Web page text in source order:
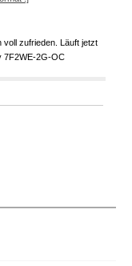
voll zufrieden. Läuft jetzt
7F2WE-2G-OC